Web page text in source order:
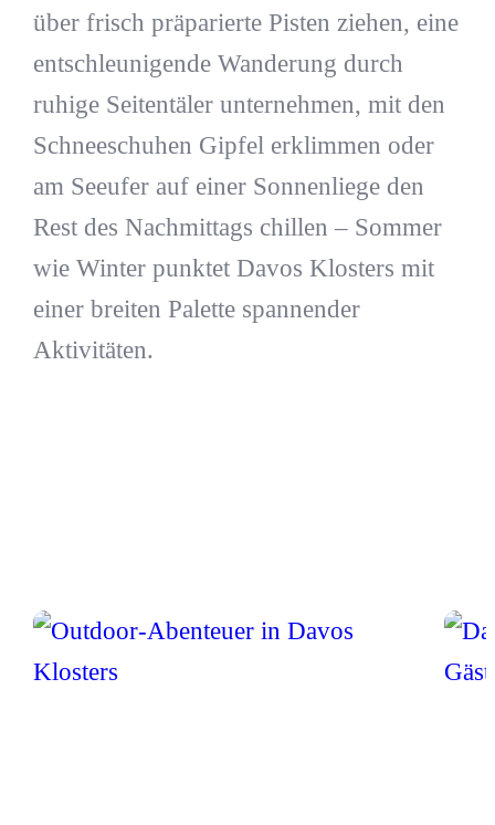
über frisch präparierte Pisten ziehen, eine
entschleunigende Wanderung durch
ruhige Seitentäler unternehmen, mit den
Schneeschuhen Gipfel erklimmen oder
am Seeufer auf einer Sonnenliege den
Rest des Nachmittags chillen – Sommer
wie Winter punktet Davos Klosters mit
einer breiten Palette spannender
Aktivitäten.